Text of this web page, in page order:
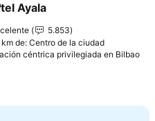
a favoritos
Ayala
5.853
de: Centro de la ciudad
céntrica privilegiada en Bilbao